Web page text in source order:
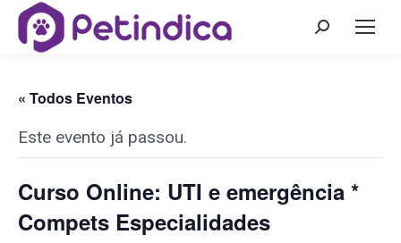
« Todos Eventos
Este evento já passou.
Curso Online: UTI e emergência *
Compets Especialidades